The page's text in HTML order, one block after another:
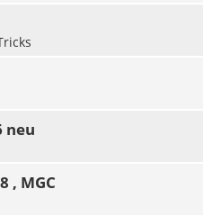
neu
, MGC